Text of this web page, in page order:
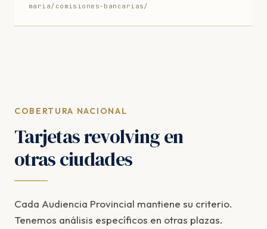
maria/comisiones-bancarias/
COBERTURA NACIONAL
Tarjetas revolving en
otras ciudades
Cada Audiencia Provincial mantiene su criterio.
Tenemos análisis específicos en otras plazas.